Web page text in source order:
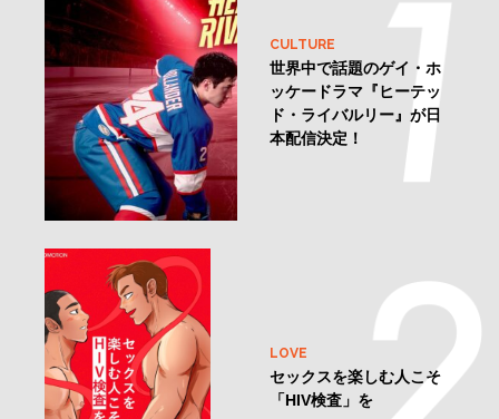
CULTURE
世界中で話題のゲイ・ホ
ッケードラマ『ヒーテッ
ド・ライバルリー』が日
本配信決定！
LOVE
セックスを楽しむ人こそ
「HIV検査」を